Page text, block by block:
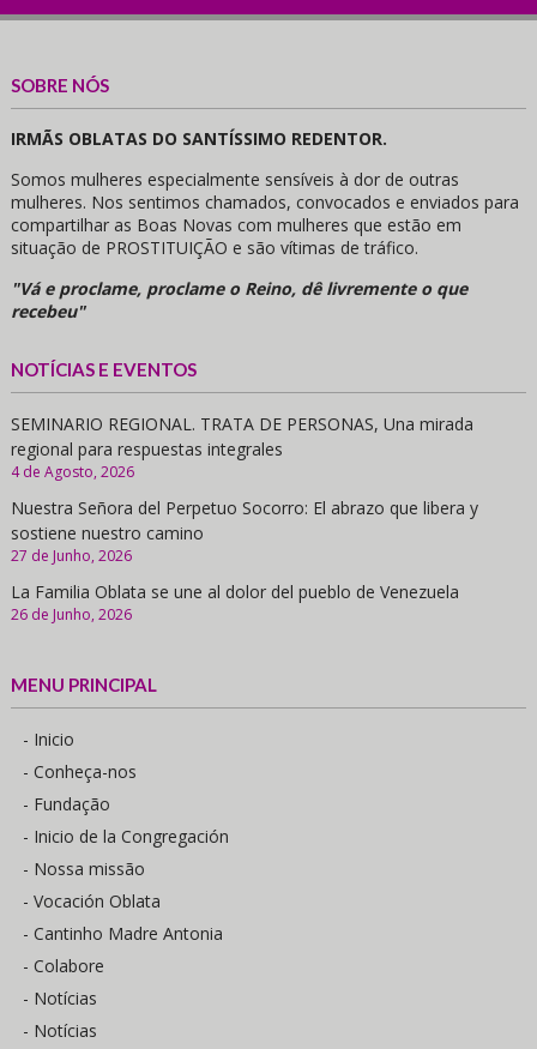
SOBRE NÓS
IRMÃS OBLATAS DO SANTÍSSIMO REDENTOR.
Somos mulheres especialmente sensíveis à dor de outras
mulheres. Nos sentimos chamados, convocados e enviados para
compartilhar as Boas Novas com mulheres que estão em
situação de PROSTITUIÇÃO e são vítimas de tráfico.
"Vá e proclame, proclame o Reino, dê livremente o que
recebeu"
NOTÍCIAS E EVENTOS
SEMINARIO REGIONAL. TRATA DE PERSONAS, Una mirada
regional para respuestas integrales
4 de Agosto, 2026
Nuestra Señora del Perpetuo Socorro: El abrazo que libera y
sostiene nuestro camino
27 de Junho, 2026
La Familia Oblata se une al dolor del pueblo de Venezuela
26 de Junho, 2026
MENU PRINCIPAL
- Inicio
- Conheça-nos
- Fundação
- Inicio de la Congregación
- Nossa missão
- Vocación Oblata
- Cantinho Madre Antonia
- Colabore
- Notícias
- Notícias